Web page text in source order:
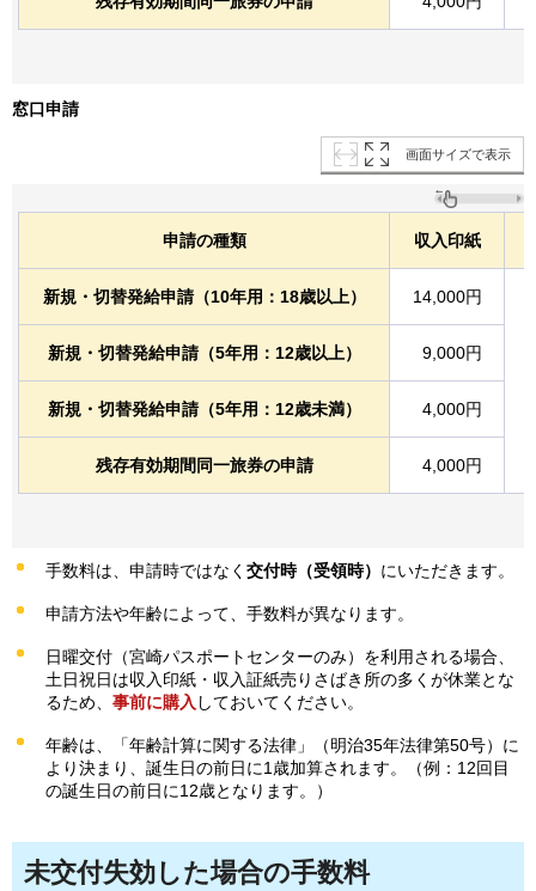
窓口申請
画面サイズで表示
申請の種類 収入印紙
新規・切替発給申請（10年用：18歳以上） 14,000円
新規・切替発給申請（5年用：12歳以上） 9,000円
新規・切替発給申請（5年用：12歳未満） 4,000円
残存有効期間同一旅券の申請 4,000円
手数料は、申請時ではなく 交付時（受領時） にいただきます。
申請方法や年齢によって、手数料が異なります。
日曜交付（宮崎パスポートセンターのみ）を利用される場合、
土日祝日は収入印紙・収入証紙売りさばき所の多くが休業とな
るため、 事前に購入 しておいてください。
年齢は、「年齢計算に関する法律」（明治35年法律第50号）に
より決まり、誕生日の前日に1歳加算されます。（例：12回目
の誕生日の前日に12歳となります。）
未交付失効した場合の手数料